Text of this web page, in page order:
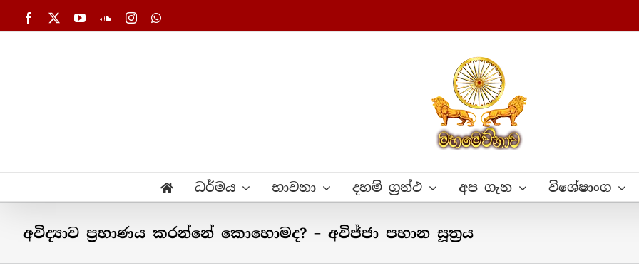
to
Facebook YouTubeSoundCloud
InstagramWhatsApp
ධර්මය භාවනා දහම් ග්‍රන්ථ අප ගැන විශේෂාංග
අවිද්‍යාව ප්‍රහාණය කරන්නේ කොහොමද? – අවිජ්ජා පහාන සූත්‍රය